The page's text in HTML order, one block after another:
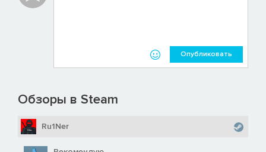
Опубликовать
Обзоры в Steam
Ru1Ner